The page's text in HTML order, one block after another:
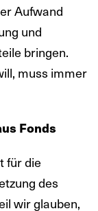
Aufwand
und
bringen.
muss immer
Fonds
für die
des
wir glauben,